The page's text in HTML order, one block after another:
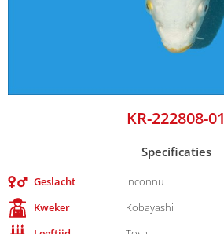
KR-222808-01
Specificaties
Geslacht
Inconnu
Kweker
Kobayashi